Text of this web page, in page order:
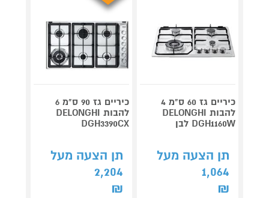
כיריים גז 60 ס"מ 4
להבות DELONGHI
DGH1160W לבן
תן הצעה מעל
1,064
₪
כיריים גז 90 ס"מ 6
להבות DELONGHI
DGH3390CX
תן הצעה מעל
2,204
₪